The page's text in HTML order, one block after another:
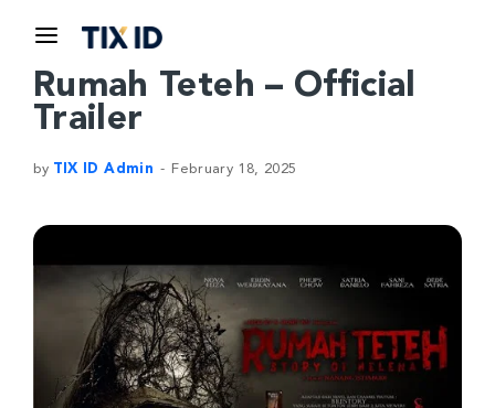
Rumah Teteh – Official
Trailer
by TIX ID Admin February 18, 2025